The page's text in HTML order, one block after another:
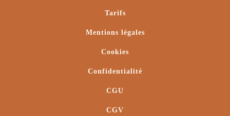
Tarifs
Mentions légales
Cookies
Confidentialité
CGU
CGV